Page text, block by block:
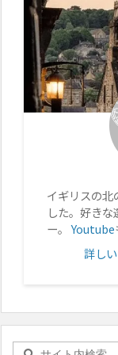
イギリスの北
した。好き
ー。Youtube
詳し